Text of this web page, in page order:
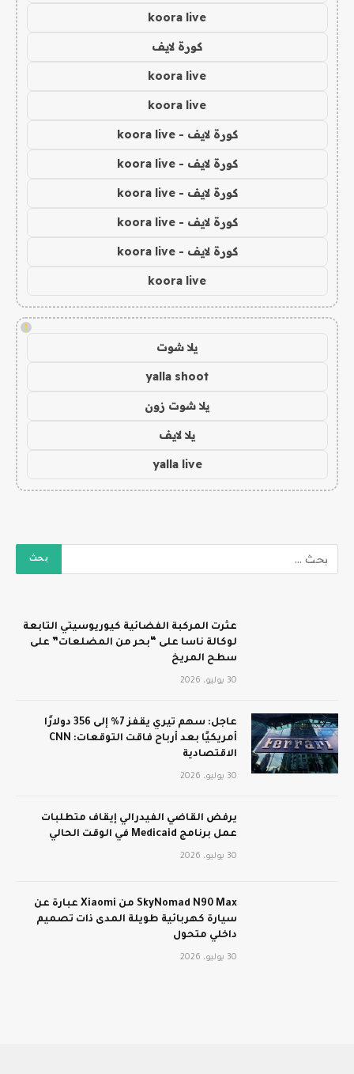
koora live
كورة لايف
koora live
koora live
كورة لايف - koora live
كورة لايف - koora live
كورة لايف - koora live
كورة لايف - koora live
كورة لايف - koora live
koora live
!
يلا شوت
yalla shoot
يلا شوت زون
يلا لايف
yalla live
عثرت المركبة الفضائية كيوريوسيتي التابعة
لوكالة ناسا على “بحر من المضلعات” على
سطح المريخ
30 يوليو، 2026
عاجل: سهم تيري يقفز 7% إلى 356 دولارًا
أمريكيًا بعد أرباح فاقت التوقعات: CNN
الاقتصادية
30 يوليو، 2026
يرفض القاضي الفيدرالي إيقاف متطلبات
عمل برنامج Medicaid في الوقت الحالي
30 يوليو، 2026
SkyNomad N90 Max من Xiaomi عبارة عن
سيارة كهربائية طويلة المدى ذات تصميم
داخلي متحول
30 يوليو، 2026